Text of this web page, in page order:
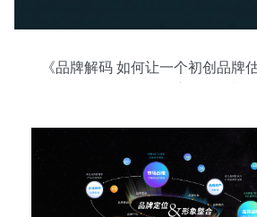
《品牌解码 如何让一个初创品